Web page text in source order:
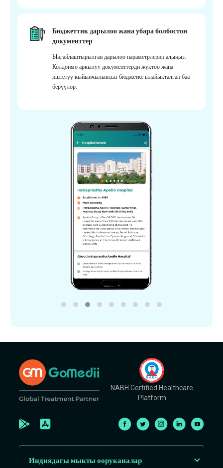
Бюджеттик дарылоо жана убара болбостон
документтер
Ыңгайлаштырылган дарылоо параметрлерин алыңыз.
Колдонмо аркылуу документтерди жүктөө жана
иштетүү кыйынчылыксыз бюджетке ылайыкталган баа
берүүлөр.
NABH Certified Healthcare
Platform
Индиядагы мыкты ооруканалар